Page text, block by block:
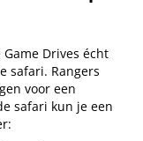
Drives écht
safari. Rangers
voor een
safari kun je een